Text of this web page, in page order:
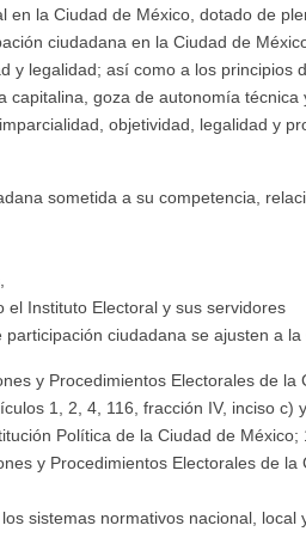
la Ciudad de México, dotado de
ciudadana en la Ciudad de
legalidad; así como a los principios
goza de autonomía
objetividad, legalidad y
sometida a su competencia,
el Instituto Electoral y sus servidores
ciudadana se ajusten a
y Procedimientos Electorales de la
1, 2, 4, 116, fracción IV, inciso
Política de la Ciudad de
y Procedimientos Electorales de
sistemas normativos nacional,